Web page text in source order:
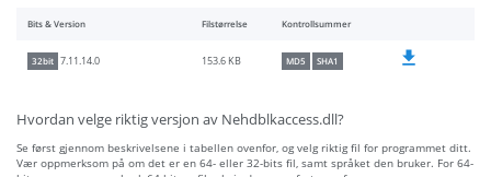
Bits & Version Filstørrelse Kontrollsummer
32bit 7.11.14.0 153.6 KB MD5 SHA1
Hvordan velge riktig versjon av Nehdblkaccess.dll?
Se først gjennom beskrivelsene i tabellen ovenfor, og velg riktig fil for programmet ditt.
Vær oppmerksom på om det er en 64- eller 32-bits fil, samt språket den bruker. For 64-